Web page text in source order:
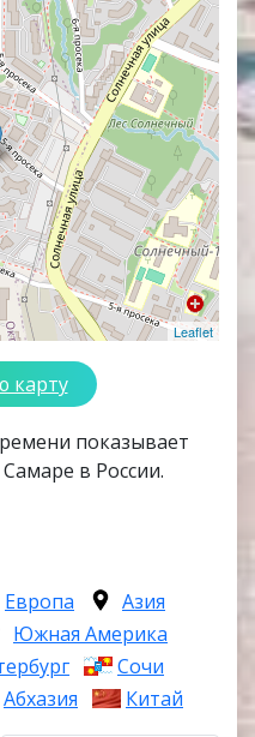
Leaflet
карту
показывает
в России.
Европа
Азия
Южная Америка
Сочи
Абхазия Китай